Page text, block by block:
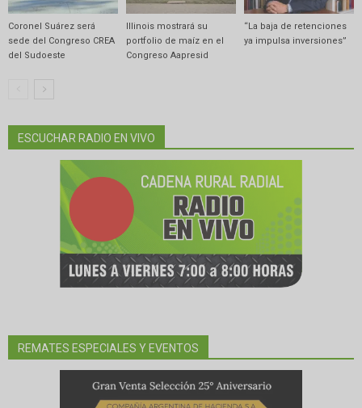
Coronel Suárez será
sede del Congreso CREA
del Sudoeste
Illinois mostrará su
portfolio de maíz en el
Congreso Aapresid
“La baja de retenciones
ya impulsa inversiones”
ESCUCHAR RADIO EN VIVO
REMATES ESPECIALES Y EVENTOS